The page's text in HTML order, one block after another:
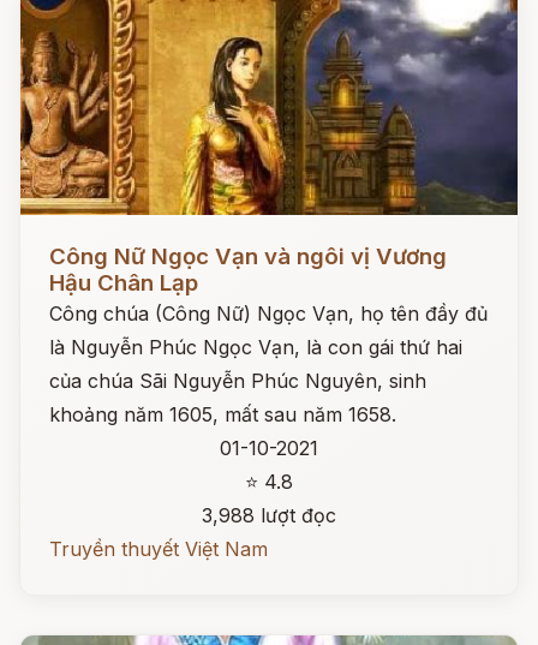
Công Nữ Ngọc Vạn và ngôi vị Vương
Hậu Chân Lạp
Công chúa (Công Nữ) Ngọc Vạn, họ tên đầy đủ
là Nguyễn Phúc Ngọc Vạn, là con gái thứ hai
của chúa Sãi Nguyễn Phúc Nguyên, sinh
khoảng năm 1605, mất sau năm 1658.
01-10-2021
⭐ 4.8
3,988 lượt đọc
Truyền thuyết Việt Nam